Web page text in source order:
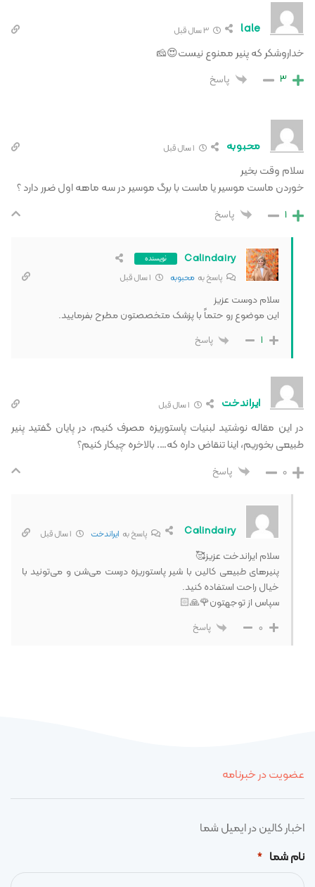
lale
خداروشکر که پنیر ممنوع نیست😍🧀
3 پاسخ
محبوبه
سلام وقت بخیر
خوردن ماست موسیر یا ماست با برگ موسیر در سه ماهه اول ضرر دارد ؟
1 پاسخ
Calindairy نویسنده
پاسخ به محبوبه
سلام دوست عزیز
این موضوع رو حتماً با پزشک متخصصتون مطرح بفرمایید.
1 پاسخ
ایراندخت
در این مقاله نوشتید لبنیات پاستوریزه مصرف کنیم، در پایان گفتید پنیر
طبیعی بخوریم، اینا تنقاض داره که…. بالاخره چیکار کنیم؟
0 پاسخ
Calindairy پاسخ به ایراندخت
سلام ایراندخت عزیز🥰
پنیرهای طبیعی کالین با شیر پاستوریزه درست می‌شن و می‌تونید با
خیال راحت استفاده کنید.
سپاس از توجهتون🌹🙏🏻
0 پاسخ
عضویت در خبرنامه
اخبار کالین در ایمیل شما
نام شما
*